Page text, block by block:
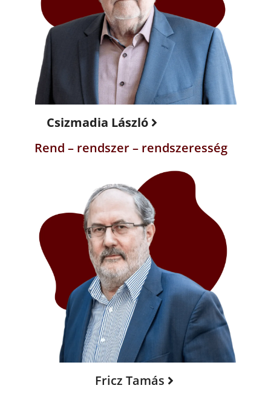
Csizmadia László
Rend – rendszer – rendszeresség
Fricz Tamás